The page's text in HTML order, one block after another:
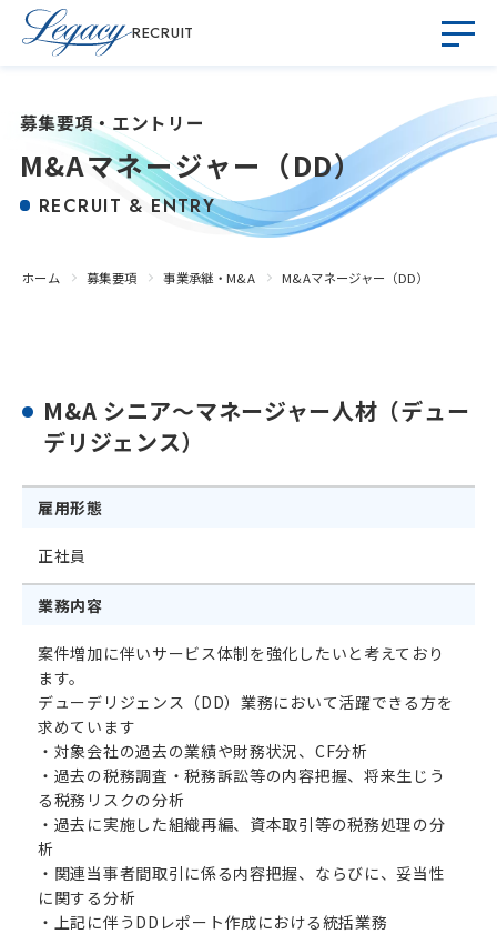
RECRUIT
イベント
エントリー
募集要項・エントリー
M&Aマネージャー（DD）
RECRUIT & ENTRY
ホーム 募集要項 事業承継・M&A M&Aマネージャー（DD）
M&A シニア～マネージャー人材（デュー
デリジェンス）
雇用形態
正社員
業務内容
案件増加に伴いサービス体制を強化したいと考えており
ます。
デューデリジェンス（DD）業務において活躍できる方を
求めています
・対象会社の過去の業績や財務状況、CF分析
・過去の税務調査・税務訴訟等の内容把握、将来生じう
る税務リスクの分析
・過去に実施した組織再編、資本取引等の税務処理の分
析
・関連当事者間取引に係る内容把握、ならびに、妥当性
に関する分析
・上記に伴うDDレポート作成における統括業務